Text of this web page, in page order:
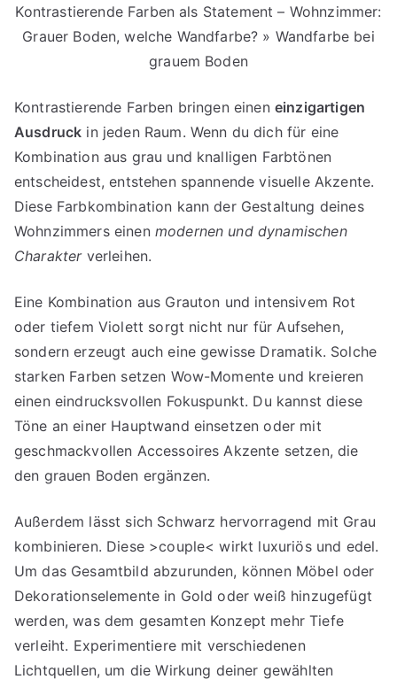
Kontrastierende Farben als Statement – Wohnzimmer:
Grauer Boden, welche Wandfarbe? » Wandfarbe bei
grauem Boden
Kontrastierende Farben bringen einen einzigartigen
Ausdruck in jeden Raum. Wenn du dich für eine
Kombination aus grau und knalligen Farbtönen
entscheidest, entstehen spannende visuelle Akzente.
Diese Farbkombination kann der Gestaltung deines
Wohnzimmers einen modernen und dynamischen
Charakterverleihen.
Eine Kombination aus Grauton und intensivem Rot
oder tiefem Violett sorgt nicht nur für Aufsehen,
sondern erzeugt auch eine gewisse Dramatik. Solche
starken Farben setzen Wow-Momente und kreieren
einen eindrucksvollen Fokuspunkt. Du kannst diese
Töne an einer Hauptwand einsetzen oder mit
geschmackvollen Accessoires Akzente setzen, die
den grauen Boden ergänzen.
Außerdem lässt sich Schwarz hervorragend mit Grau
kombinieren. Diese >couple< wirkt luxuriös und edel.
Um das Gesamtbild abzurunden, können Möbel oder
Dekorationselemente in Gold oder weiß hinzugefügt
werden, was dem gesamten Konzept mehr Tiefe
verleiht. Experimentiere mit verschiedenen
Lichtquellen, um die Wirkung deiner gewählten